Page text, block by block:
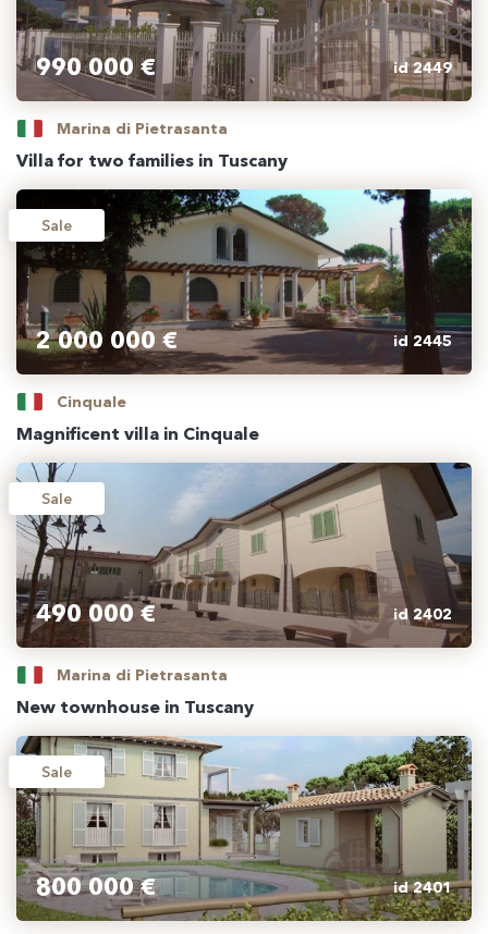
990 000 € id 2449
Marina di Pietrasanta
Villa for two families in Tuscany
Sale
2 000 000 € id 2445
Cinquale
Magnificent villa in Cinquale
Sale
490 000 € id 2402
Marina di Pietrasanta
New townhouse in Tuscany
Sale
800 000 € id 2401